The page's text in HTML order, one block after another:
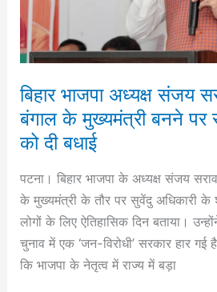
‎बिहार भाजपा अध्यक्ष संजय
बंगाल के मुख्यमंत्री बनने पर
को दी बधाई
पटना। बिहार भाजपा के अध्यक्ष संजय
के मुख्यमंत्री के तौर पर सुवेंदु अधिकारी
लोगों के लिए ऐतिहासिक दिन बताया।
चुनाव में एक ‘जन-विरोधी’ सरकार हार गई
कि भाजपा के नेतृत्व में राज्य में बड़ा
के
मुख्यमंत्री
पर
सुवेन्दु
अधिकारी
दी
बधाई